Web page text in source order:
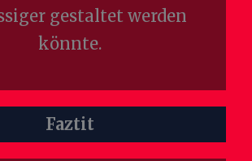
gestaltet werden
könnte.
Faztit